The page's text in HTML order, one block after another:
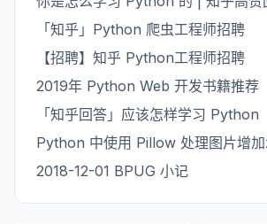
「知乎」Python 爬虫工程师招聘
【招聘】知乎 Python工程师招聘
2019年 Python Web 开发书籍推荐
「知乎回答」应该怎样学习 Python
Python 中使用 Pillow 处理图片增加
2018-12-01 BPUG 小记